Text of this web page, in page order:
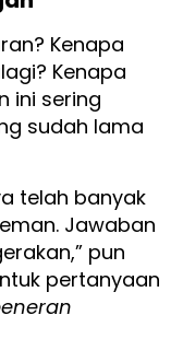
Kenapa
Kenapa
ini sering
sudah lama
telah banyak
Jawaban
pun
pertanyaan